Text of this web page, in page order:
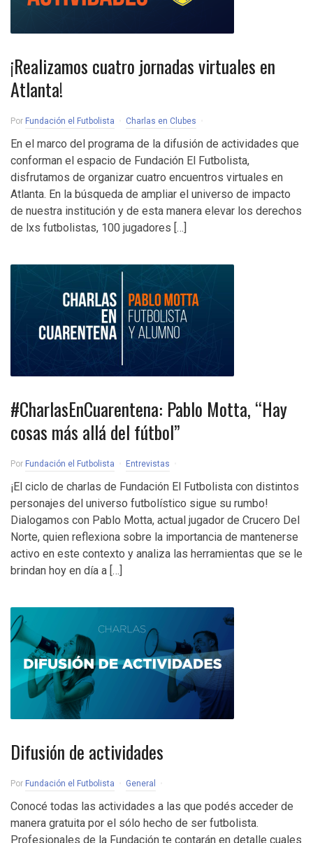
¡Realizamos cuatro jornadas virtuales en
Atlanta!
Por Fundación el Futbolista Charlas en Clubes
En el marco del programa de la difusión de actividades que
conforman el espacio de Fundación El Futbolista,
disfrutamos de organizar cuatro encuentros virtuales en
Atlanta. En la búsqueda de ampliar el universo de impacto
de nuestra institución y de esta manera elevar los derechos
de lxs futbolistas, 100 jugadores […]
#CharlasEnCuarentena: Pablo Motta, “Hay
cosas más allá del fútbol”
Por Fundación el Futbolista Entrevistas
¡El ciclo de charlas de Fundación El Futbolista con distintos
personajes del universo futbolístico sigue su rumbo!
Dialogamos con Pablo Motta, actual jugador de Crucero Del
Norte, quien reflexiona sobre la importancia de mantenerse
activo en este contexto y analiza las herramientas que se le
brindan hoy en día a […]
Difusión de actividades
Por Fundación el Futbolista General
Conocé todas las actividades a las que podés acceder de
manera gratuita por el sólo hecho de ser futbolista.
Profesionales de la Fundación te contarán en detalle cuales